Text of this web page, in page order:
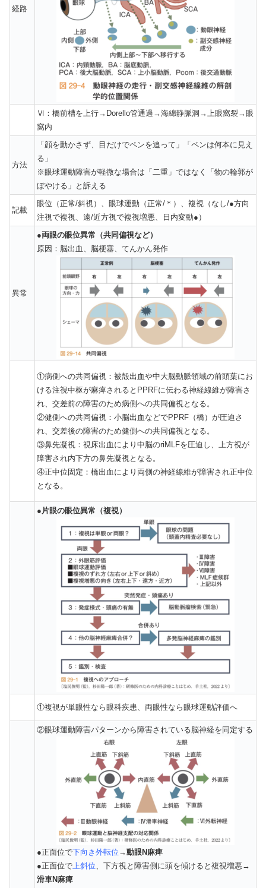
経路
Ⅵ：橋前槽を上行→Dorello管通過→海綿静脈洞→上眼窩裂→眼
窩内
方法
「顔を動かさず、目だけでペンを追って」「ペンは何本に見え
る」
※眼球運動障害が軽微な場合は「二重」ではなく「物の輪郭が
ぼやける」と訴える
記載
眼位（正常/斜視）、眼球運動（正常/＊）、複視（なし/●方向
注視で複視、遠/近方視で複視増悪、日内変動●）
異常
●両眼の眼位異常（共同偏視など）
原因：脳出血、脳梗塞、てんかん発作
①病側への共同偏視：被殻出血や中大脳動脈領域の前頭葉にお
ける注視中枢が麻痺されるとPPRFに伝わる神経線維が障害さ
れ、交差前の障害のため病側への共同偏視となる。
②健側への共同偏視：小脳出血などでPPRF（橋）が圧迫さ
れ、交差後の障害のため健側への共同偏視となる。
③鼻先凝視：視床出血により中脳のriMLFを圧迫し、上方視が
障害され内下方の鼻先凝視となる。
④正中位固定：橋出血により両側の神経線維が障害され正中位
となる。
●片眼の眼位異常（複視）
①複視が単眼性なら眼科疾患、両眼性なら眼球運動評価へ
②眼球運動障害パターンから障害されている脳神経を同定する
●正面位で下向き外転位 →動眼N麻痺
●正面位で上斜位、下方視と障害側に頭を傾けると複視増悪→
滑車N麻痺